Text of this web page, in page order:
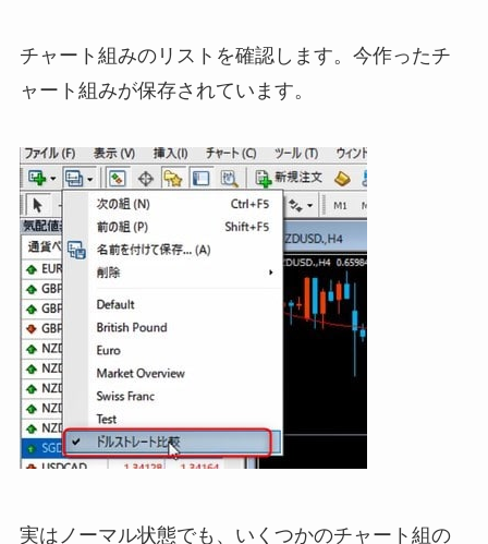
チャート組みのリストを確認します。今作ったチ
ャート組みが保存されています。
実はノーマル状態でも、いくつかのチャート組の